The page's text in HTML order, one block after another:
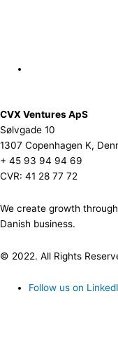
CVX Ventures ApS
Sølvgade 10
1307 Copenhagen K,
+ 45 93 94 94 69
CVR: 41 28 77 72
We create growth
Danish business.
© 2022. All Rights
Follow us on